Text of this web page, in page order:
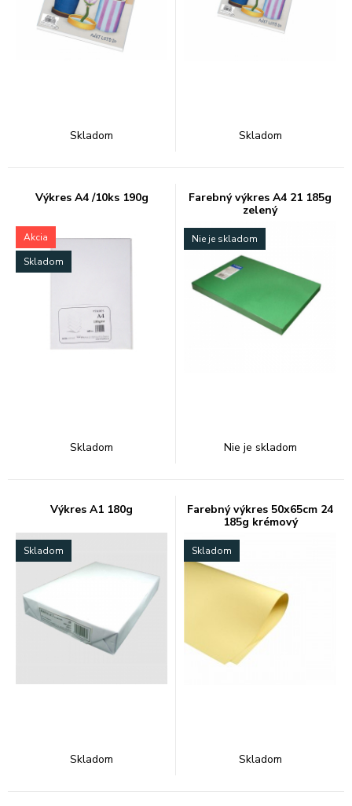
Skladom Skladom
Výkres A4 /10ks 190g
Akcia
Skladom
Skladom
Farebný výkres A4 21 185g
zelený
Nie je skladom
Nie je skladom
Výkres A1 180g
Skladom
Skladom
Farebný výkres 50x65cm 24
185g krémový
Skladom
Skladom